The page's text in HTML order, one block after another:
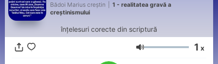
Bădoi Marius creștin
1 - realitatea gravă a
creștinismului
înţelesuri corecte din scriptură
Volum 1 x